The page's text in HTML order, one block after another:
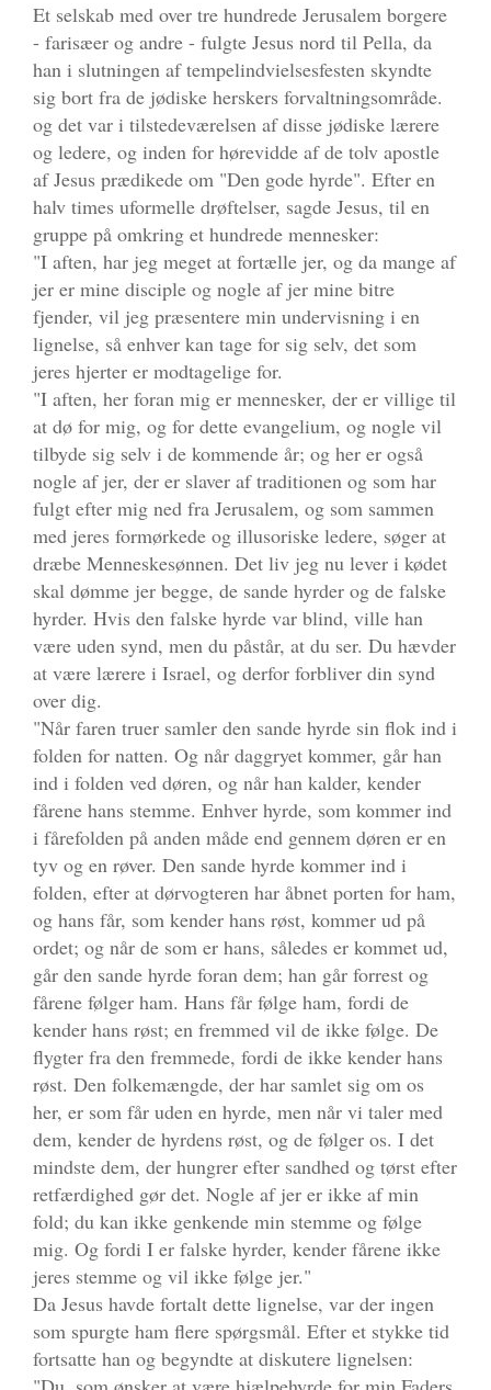
Et selskab med over tre hundrede Jerusalem borgere
- farisæer og andre - fulgte Jesus nord til Pella, da
han i slutningen af tempelindvielsesfesten skyndte
sig bort fra de jødiske herskers forvaltningsområde.
og det var i tilstedeværelsen af disse jødiske lærere
og ledere, og inden for hørevidde af de tolv apostle
af Jesus prædikede om "Den gode hyrde". Efter en
halv times uformelle drøftelser, sagde Jesus, til en
gruppe på omkring et hundrede mennesker:
"I aften, har jeg meget at fortælle jer, og da mange af
jer er mine disciple og nogle af jer mine bitre
fjender, vil jeg præsentere min undervisning i en
lignelse, så enhver kan tage for sig selv, det som
jeres hjerter er modtagelige for.
"I aften, her foran mig er mennesker, der er villige til
at dø for mig, og for dette evangelium, og nogle vil
tilbyde sig selv i de kommende år; og her er også
nogle af jer, der er slaver af traditionen og som har
fulgt efter mig ned fra Jerusalem, og som sammen
med jeres formørkede og illusoriske ledere, søger at
dræbe Menneskesønnen. Det liv jeg nu lever i kødet
skal dømme jer begge, de sande hyrder og de falske
hyrder. Hvis den falske hyrde var blind, ville han
være uden synd, men du påstår, at du ser. Du hævder
at være lærere i Israel, og derfor forbliver din synd
over dig.
"Når faren truer samler den sande hyrde sin flok ind i
folden for natten. Og når daggryet kommer, går han
ind i folden ved døren, og når han kalder, kender
fårene hans stemme. Enhver hyrde, som kommer ind
i fårefolden på anden måde end gennem døren er en
tyv og en røver. Den sande hyrde kommer ind i
folden, efter at dørvogteren har åbnet porten for ham,
og hans får, som kender hans røst, kommer ud på
ordet; og når de som er hans, således er kommet ud,
går den sande hyrde foran dem; han går forrest og
fårene følger ham. Hans får følge ham, fordi de
kender hans røst; en fremmed vil de ikke følge. De
flygter fra den fremmede, fordi de ikke kender hans
røst. Den folkemængde, der har samlet sig om os
her, er som får uden en hyrde, men når vi taler med
dem, kender de hyrdens røst, og de følger os. I det
mindste dem, der hungrer efter sandhed og tørst efter
retfærdighed gør det. Nogle af jer er ikke af min
fold; du kan ikke genkende min stemme og følge
mig. Og fordi I er falske hyrder, kender fårene ikke
jeres stemme og vil ikke følge jer."
Da Jesus havde fortalt dette lignelse, var der ingen
som spurgte ham flere spørgsmål. Efter et stykke tid
fortsatte han og begyndte at diskutere lignelsen: